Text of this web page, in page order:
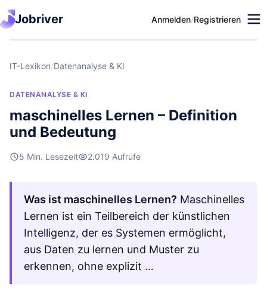
Jobriver Anmelden/Registrieren
IT-Lexikon/Datenanalyse & KI
DATENANALYSE & KI
maschinelles Lernen – Definition
und Bedeutung
5 Min. Lesezeit 2.019 Aufrufe
Was ist maschinelles Lernen? Maschinelles
Lernen ist ein Teilbereich der künstlichen
Intelligenz, der es Systemen ermöglicht,
aus Daten zu lernen und Muster zu
erkennen, ohne explizit …